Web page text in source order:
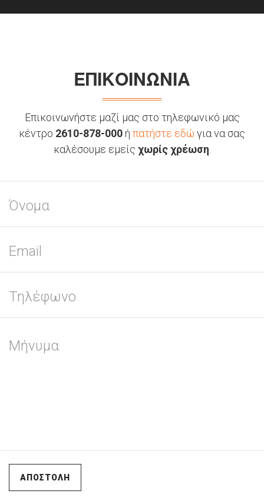
ΕΠΙΚΟΙΝΩΝΙΑ
Επικοινωνήστε μαζί μας στο τηλεφωνικό μας
κέντρο 2610-878-000 ή πατήστε εδώ για να σας
καλέσουμε εμείς χωρίς χρέωση
ΑΠΟΣΤΟΛΗ